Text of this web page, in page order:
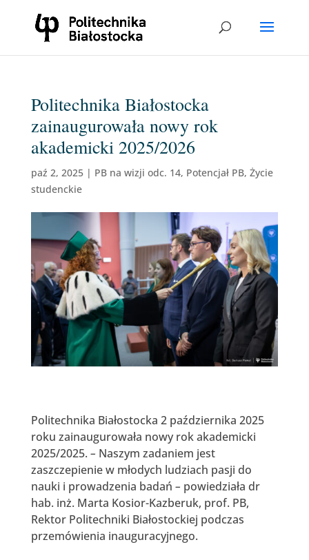
Politechnika Białostocka
zainaugurowała nowy rok
akademicki 2025/2026
paź 2, 2025| PB na wizji odc. 14, Potencjał PB, Życie
studenckie
Politechnika Białostocka 2 października 2025
roku zainaugurowała nowy rok akademicki
2025/2025. – Naszym zadaniem jest
zaszczepienie w młodych ludziach pasji do
nauki i prowadzenia badań – powiedziała dr
hab. inż. Marta Kosior-Kazberuk, prof. PB,
Rektor Politechniki Białostockiej podczas
przemówienia inauguracyjnego.